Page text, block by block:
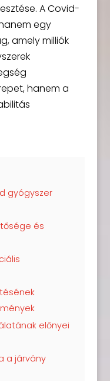
A Covid-
egy
amely milliók
hanem a
gyógyszer
és
előnyei
a járvány